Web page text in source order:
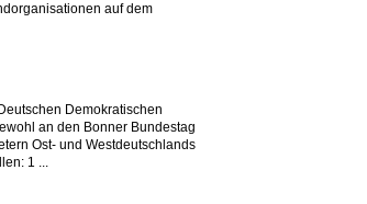
auf dem
Demokratischen
an den Bonner Bundestag
Ost- und Westdeutschlands
1 ...